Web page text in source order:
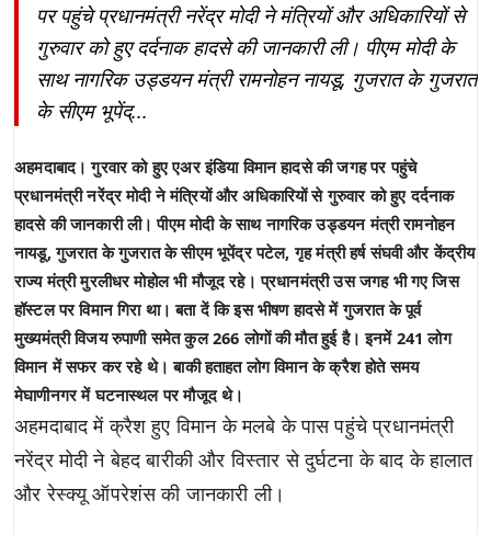
पर पहुंचे प्रधानमंत्री नरेंद्र मोदी ने मंत्रियों और अधिकारियों से
गुरुवार को हुए दर्दनाक हादसे की जानकारी ली। पीएम मोदी के
साथ नागरिक उड्डयन मंत्री रामनोहन नायडू, गुजरात के गुजरात
के सीएम भूपेंद्...
अहमदाबाद। गुरवार को हुए एअर इंडिया विमान हादसे की जगह पर पहुंचे
प्रधानमंत्री नरेंद्र मोदी ने मंत्रियों और अधिकारियों से गुरुवार को हुए दर्दनाक
हादसे की जानकारी ली। पीएम मोदी के साथ नागरिक उड्डयन मंत्री रामनोहन
नायडू, गुजरात के गुजरात के सीएम भूपेंद्र पटेल, गृह मंत्री हर्ष संघवी और केंद्रीय
राज्य मंत्री मुरलीधर मोहोल भी मौजूद रहे। प्रधानमंत्री उस जगह भी गए जिस
हॉस्टल पर विमान गिरा था। बता दें कि इस भीषण हादसे में गुजरात के पूर्व
मुख्यमंत्री विजय रुपाणी समेत कुल 266 लोगों की मौत हुई है। इनमें 241 लोग
विमान में सफर कर रहे थे। बाकी हताहत लोग विमान के क्रैश होते समय
मेघाणीनगर में घटनास्थल पर मौजूद थे।
अहमदाबाद में क्रैश हुए विमान के मलबे के पास पहुंचे प्रधानमंत्री
नरेंद्र मोदी ने बेहद बारीकी और विस्तार से दुर्घटना के बाद के हालात
और रेस्क्यू ऑपरेशंस की जानकारी ली।